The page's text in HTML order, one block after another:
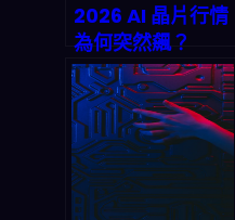
2026 AI 晶片行情
為何突然飆？
AMD/Broadcom
供應鏈升級帶來的
下一輪硬體整合拆
解